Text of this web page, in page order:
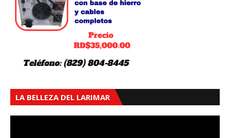
LA BELLEZA DEL LARIMAR